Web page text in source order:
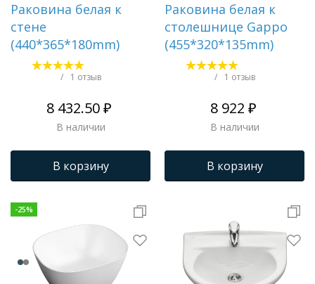
Зеркала
Душевые поддоны
Душевые уголки и ограждения
Трапы для душевых
Раковина белая к
стене
(440*365*180mm)
/ 1 отзыв
8 432.50 ₽
В наличии
В корзину
Раковина белая к
столешнице Gappo
(455*320*135mm)
/ 1 отзыв
8 922 ₽
В наличии
В корзину
-25%